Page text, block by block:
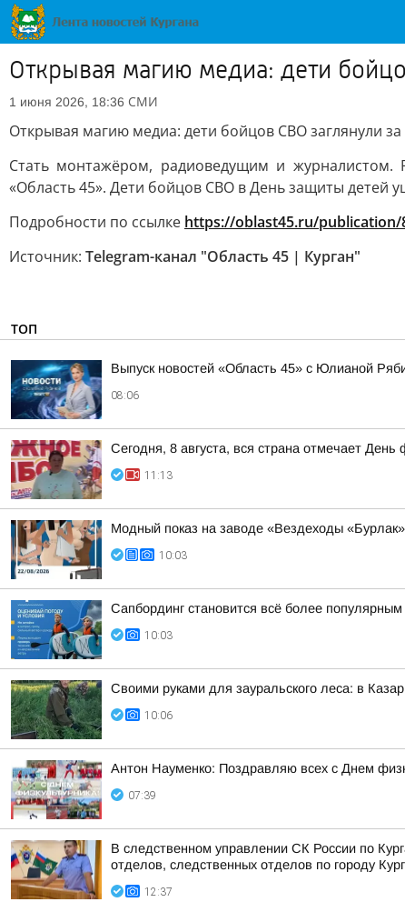
Открывая магию медиа: дети
1 июня 2026, 18:36 СМИ
Открывая магию медиа: дети бойцов СВО заглянули за
Стать монтажёром, радиоведущим и журналистом.
«Область 45». Дети бойцов СВО в День защиты детей
Подробности по ссылке https://oblast45.ru/publication/
Источник: Telegram-канал "Область 45 | Курган"
ТОП
Выпуск новостей «Область 45» с Юлианой
08:06
Сегодня, 8 августа, вся страна отмечает День
11:13
Модный показ на заводе «Вездеходы «Бурлак»
10:03
Сапбординг становится всё более
10:03
Своими руками для зауральского леса: в
10:06
Антон Науменко: Поздравляю всех с Днем
07:39
В следственном управлении СК России по
отделов, следственных отделов по городу
12:37